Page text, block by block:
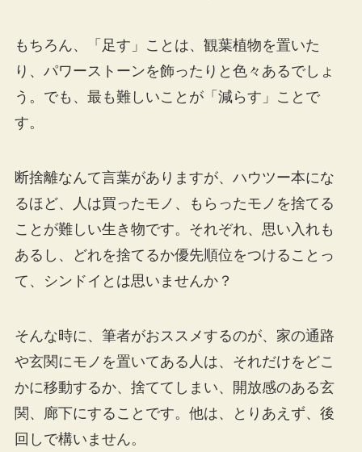
もちろん、「足す」ことは、観葉植物を置いた
り、パワーストーンを飾ったりと色々あるでしょ
う。でも、最も難しいことが「減らす」ことで
す。
断捨離なんて言葉がありますが、ハウツー本にな
るほど、人は買ったモノ、もらったモノを捨てる
ことが難しい生き物です。それぞれ、思い入れも
あるし、どれを捨てるか優先順位をつけることっ
て、シンドイとは思いませんか？
そんな時に、筆者がおススメするのが、家の通路
や玄関にモノを置いてある人は、それだけをどこ
かに移動するか、捨ててしまい、開放感のある玄
関、廊下にすることです。他は、とりあえず、後
回しで構いません。